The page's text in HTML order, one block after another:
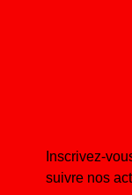
Inscrivez-
suivre nos